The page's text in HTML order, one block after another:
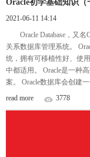
Oracle初学基础知识（
2021-06-11 14:14
Oracle Database，又
关系数据库管理系统。
统，拥有可移植性好、使
中都适用。 Oracle是一种
案。 Oracle数据库会创建
read more
3778